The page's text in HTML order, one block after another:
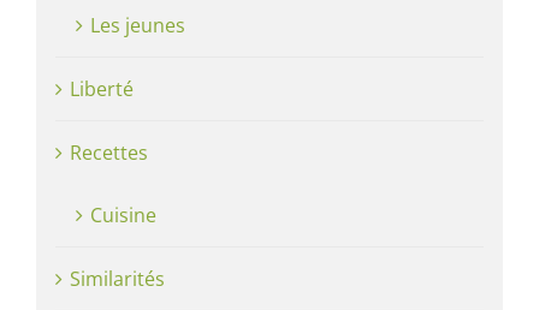
Les jeunes
Liberté
Recettes
Cuisine
Similarités